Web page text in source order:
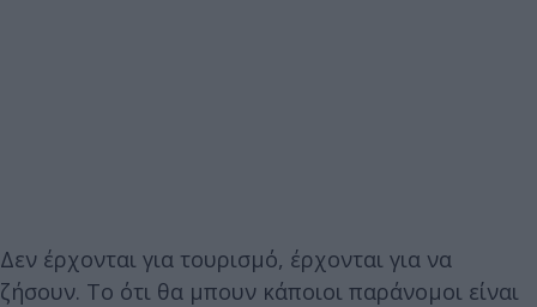
Δεν έρχονται για τουρισμό, έρχονται για να
ζήσουν. Το ότι θα μπουν κάποιοι παράνομοι είναι